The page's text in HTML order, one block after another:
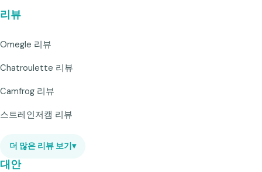
리뷰
Omegle 리뷰
Chatroulette 리뷰
Camfrog 리뷰
스트레인저캠 리뷰
더 많은 리뷰 보기 ▾
대안